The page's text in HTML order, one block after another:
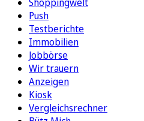
Push
Testberichte
Immobilien
Jobbörse
Wir trauern
Anzeigen
Kiosk
Vergleichsrechner